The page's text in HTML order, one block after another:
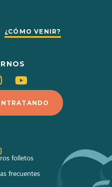
¿CÓMO VENIR?
Siganos
en
Instagram
Siganos
en
Youtube
folletos
frecuentes